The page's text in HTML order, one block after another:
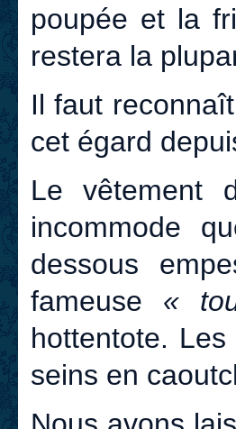
poupée et la
restera la
Il faut
cet égard
Le vêtement
incommode
dessous
fameuse «
hottentote.
seins en